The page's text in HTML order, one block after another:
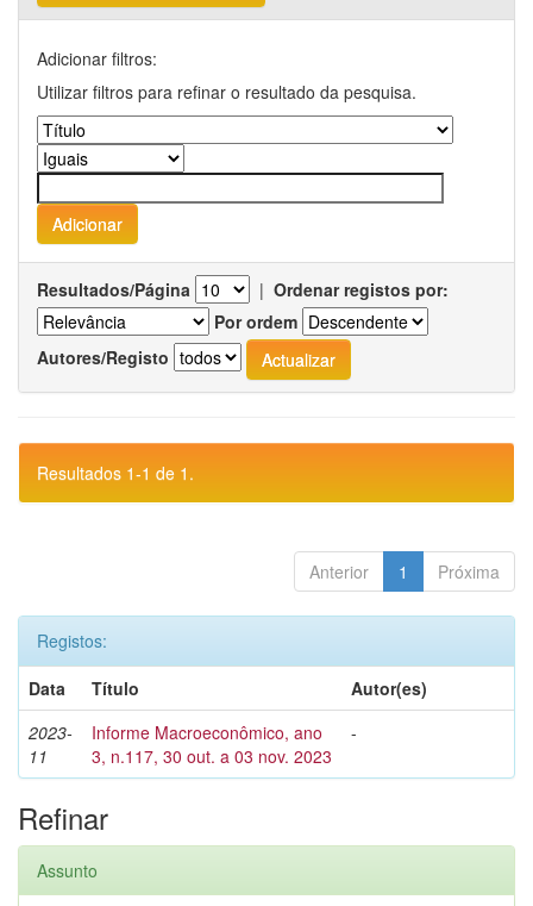
Adicionar filtros:
Utilizar filtros para refinar o resultado da pesquisa.
Resultados/Página | Ordenar registos por:
Por ordem
Autores/Registo
Resultados 1-1 de 1.
Anterior 1 Próxima
Registos:
Data
Título
Autor(es)
2023-
11
Informe Macroeconômico, ano
3, n.117, 30 out. a 03 nov. 2023
-
Refinar
Assunto